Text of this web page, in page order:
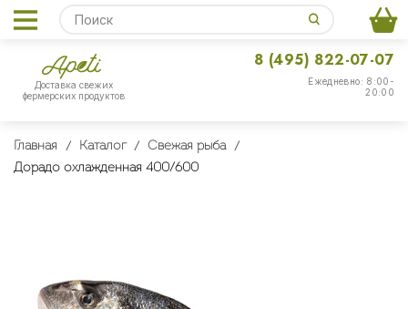
Доставка свежих
фермерских продуктов
Ежедневно: 8:00-
20:00
8 (495) 822-07-07
Главная Каталог
Свежая рыба
Дорадо охлажденная 400/600